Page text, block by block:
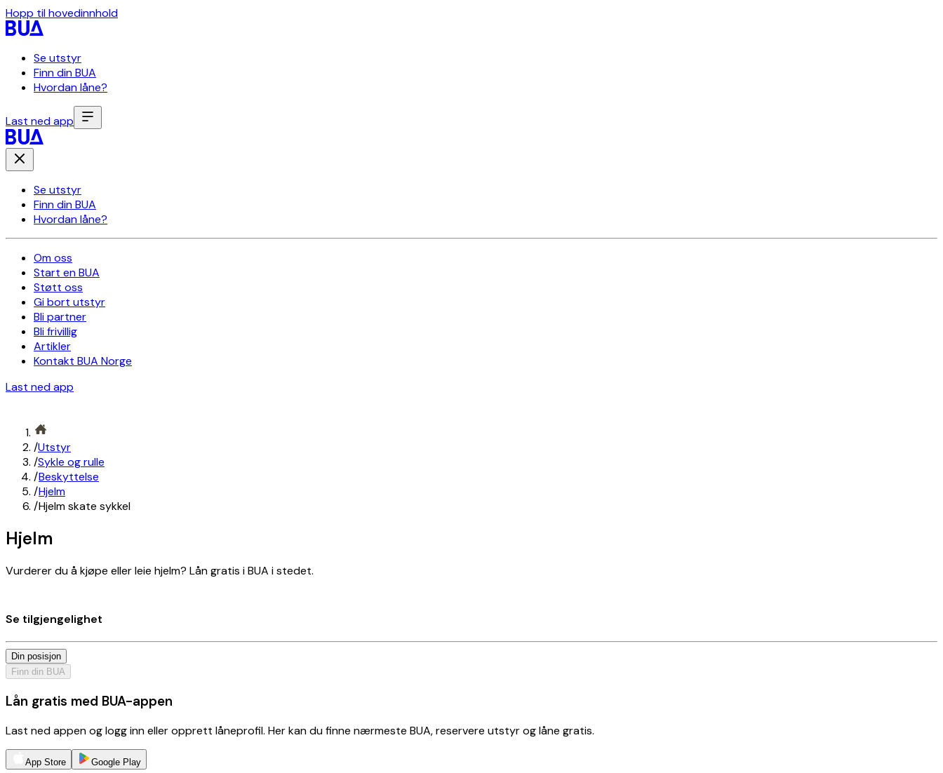
Hopp til hovedinnhold
Se utstyr
Finn din BUA
Hvordan låne?
Last ned app
Se utstyr
Finn din BUA
Hvordan låne?
Om oss
Start en BUA
Støtt oss
Gi bort utstyr
Bli partner
Bli frivillig
Artikler
Kontakt BUA Norge
Last ned app
/Utstyr
/Sykle og rulle
/Beskyttelse
/Hjelm
/Hjelm skate sykkel
Hjelm
Vurderer du å kjøpe eller leie hjelm? Lån gratis i BUA i stedet.
Se tilgjengelighet
Din posisjon
Finn din BUA
Lån gratis med BUA-appen
Last ned appen og logg inn eller opprett låneprofil. Her kan du finne nærmeste BUA, reservere utstyr og låne gratis.
App Store Google Play